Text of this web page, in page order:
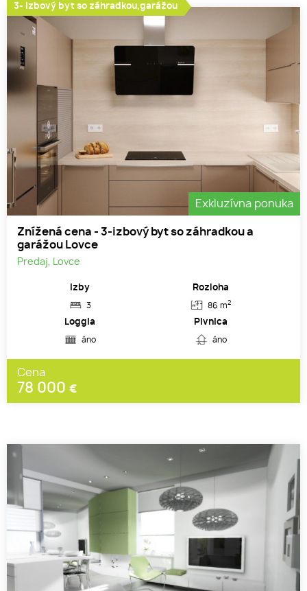
Exkluzívna ponuka
Znížená cena - 3-izbový byt so záhradkou a
garážou Lovce
Predaj, Lovce
Izby
3
Rozloha
86 m2
Loggia
áno
Pivnica
áno
Cena
78 000 €
3- izbový byt so záhradkou,garážou